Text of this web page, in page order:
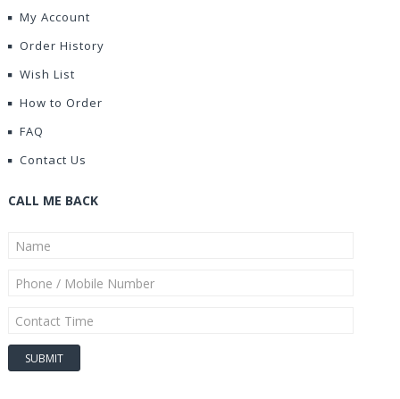
My Account
Order History
Wish List
How to Order
FAQ
Contact Us
CALL ME BACK